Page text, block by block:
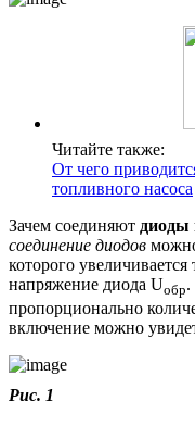
Читайте также:
От чего
топливного насоса
Зачем соединяют диоды
соединение диодов
которого
напряжение диода Uобр.
пропорционально
включение можно
Рис. 1